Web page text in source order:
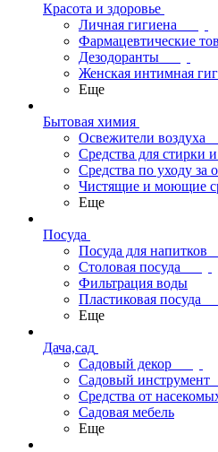
Красота и здоровье
Личная гигиена
Фармацевтические
Дезодоранты
Женская интимная
Еще
Бытовая химия
Освежители воздуха
Средства для стирки
Средства по уходу за
Чистящие и моющие
Еще
Посуда
Посуда для напитков
Столовая посуда
Фильтрация воды
Пластиковая посуда
Еще
Дача,сад
Садовый декор
Садовый инструмент
Средства от
Садовая мебель
Еще